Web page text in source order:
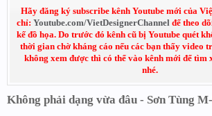
Hãy đăng ký subscribe kênh Youtube mới của
chỉ: Youtube.com/VietDesignerChannel để theo
kế đồ họa. Do trước đó kênh cũ bị Youtube quét
thời gian chờ kháng cáo nếu các bạn thấy video
không xem được thì có thể vào kênh mới để tìm
nhé.
Không phải dạng vừa đâu - Sơn Tùng